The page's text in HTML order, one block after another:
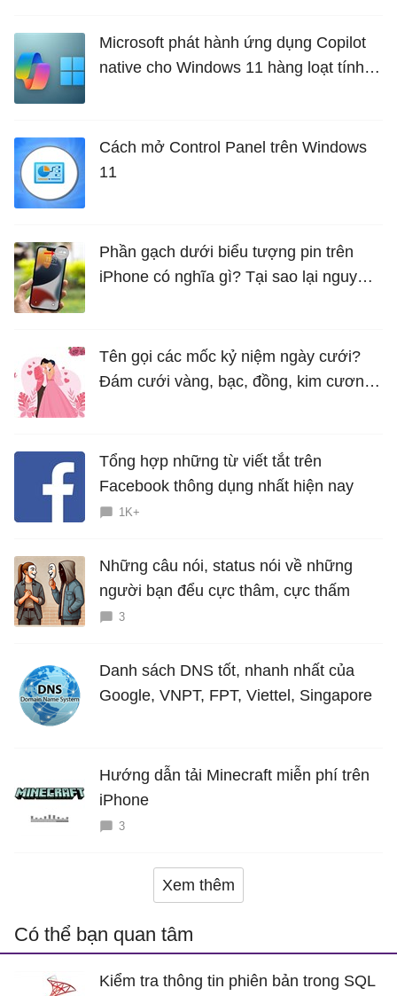
Microsoft phát hành ứng dụng Copilot
native cho Windows 11 hàng loạt tính
Cách mở Control Panel trên Windows
11
Phần gạch dưới biểu tượng pin trên
iPhone có nghĩa gì? Tại sao lại nguy
Tên gọi các mốc kỷ niệm ngày cưới?
Đám cưới vàng, bạc, đồng, kim cương
Tổng hợp những từ viết tắt trên
Facebook thông dụng nhất hiện nay
1K+
Những câu nói, status nói về những
người bạn đểu cực thâm, cực thấm
3
Danh sách DNS tốt, nhanh nhất của
Google, VNPT, FPT, Viettel, Singapore
Hướng dẫn tải Minecraft miễn phí trên
iPhone
3
Xem thêm
Có thể bạn quan tâm
Kiểm tra thông tin phiên bản trong SQL